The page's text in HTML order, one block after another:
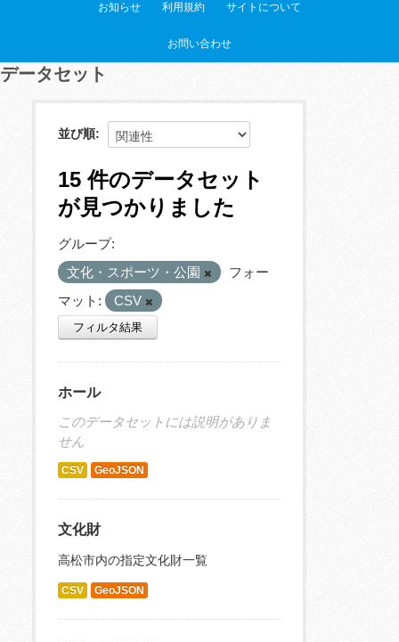
お知らせ 利用規約 サイトについて
お問い合わせ
データセット
並び順
15 件のデータセット
が見つかりました
グループ:
文化・スポーツ・公園
フォー
マット:
CSV
フィルタ結果
ホール
このデータセットには説明がありま
せん
CSV GeoJSON
文化財
高松市内の指定文化財一覧
CSV GeoJSON